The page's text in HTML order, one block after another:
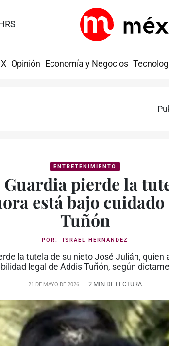
Opinión Economía y Negocios
ENTRETENIMIENTO
pierde la
está bajo cuidado
Tuñón
POR: ISRAEL HERNÁNDEZ
la tutela de su nieto José Julián, quien
legal de Addis Tuñón, según
21 DE MAYO DE 2026 2 MIN DE LECTURA